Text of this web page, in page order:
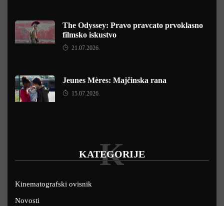
The Odyssey: Pravo pravcato prvoklasno
filmsko iskustvo
21.07.2026.
Jeunes Mères: Majčinska rana
15.07.2026.
KATEGORIJE
K
Kinematografski ovisnik
Novosti